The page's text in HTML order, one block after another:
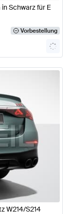
Schwarz für E
Vorbestellung
W214/S214